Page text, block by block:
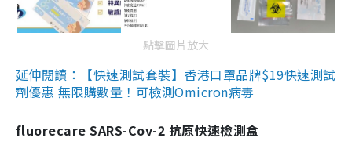
點擊圖片放大
延伸閱讀：【快速測試套裝】香港口罩品牌$19快速測試
劑優惠 無限購數量！可檢測Omicron病毒
fluorecare SARS-Cov-2 抗原快速檢測盒